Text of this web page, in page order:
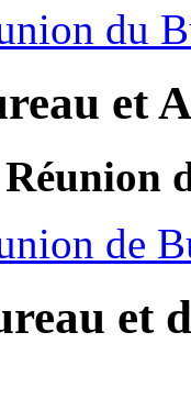
du
et
Réunion
de
et